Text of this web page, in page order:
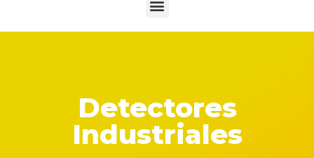
Detectores
Industriales